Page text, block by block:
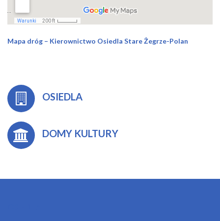
Mapa dróg – Kierownictwo Osiedla Stare Żegrze-Polan
OSIEDLA
DOMY KULTURY